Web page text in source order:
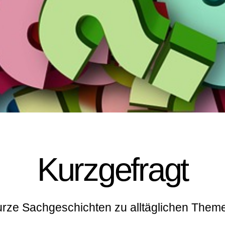
Kurzgefragt
Sachgeschichten zu alltäglichen